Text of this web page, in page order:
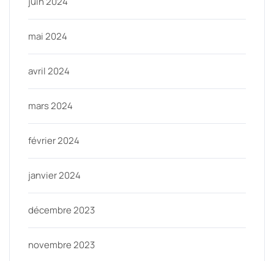
mai 2024
avril 2024
mars 2024
février 2024
janvier 2024
décembre 2023
novembre 2023